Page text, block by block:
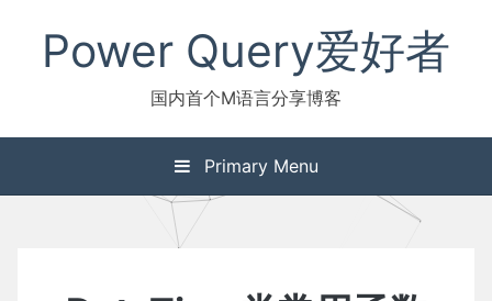
contentPower Query爱好者
国内首个M语言分享博客
Primary Menu